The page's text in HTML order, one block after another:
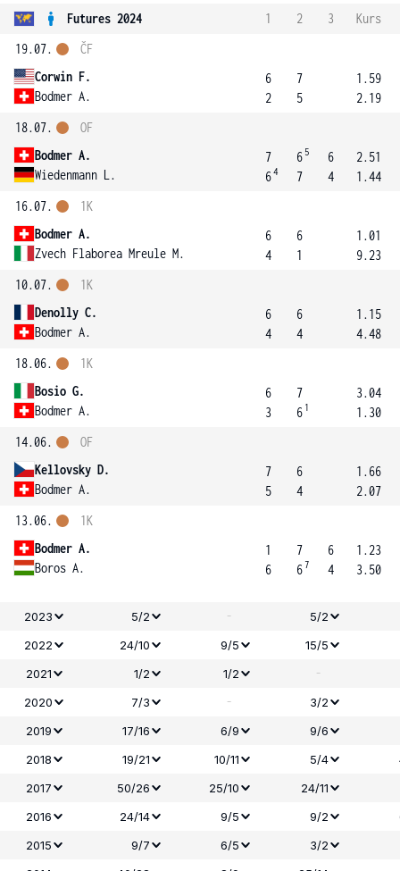
Futures 2024 1 2 3
Kurs
19.07.
Corwin F.
Bodmer A.
ČF
6
2
7
5
1.59
2.19
18.07.
Bodmer A.
Wiedenmann L.
OF
7
64
6 5
7
6
4
2.51
1.44
16.07.
Bodmer A.
Zvech Flaborea Mreule M.
1K
6
4
6
1
1.01
9.23
10.07.
Denolly C.
Bodmer A.
1K
6
4
6
4
1.15
4.48
18.06.
Bosio G.
Bodmer A.
1K
6
3
7
6 1
3.04
1.30
14.06.
Kellovsky D.
Bodmer A.
OF
7
5
6
4
1.66
2.07
13.06.
Bodmer A.
Boros A.
1K
1
6
7
67
6
4
1.23
3.50
2023 5/2 -
5/2
2022
24/10 9/5
15/5
2021
1/2 1/2 -
2020 7/3 -
3/2
2019
17/16 6/9
9/6
2018
19/21 10/11 5/4
2017
50/26 25/10
24/11
2016
24/14 9/5 9/2
2015
9/7 6/5
3/2